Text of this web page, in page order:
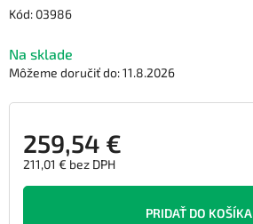
Kód: 03986
Na sklade
Môžeme doručiť do:11.8.2026
259,54 €
211,01 € bez DPH
Jednotková
PRIDAŤ DO KOŠÍKA
0,0
5
hviezdičiek.